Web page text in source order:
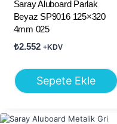
Saray Aluboard Parlak
Beyaz SP9016 125×320
4mm 025
₺2.552 +KDV
Sepete Ekle